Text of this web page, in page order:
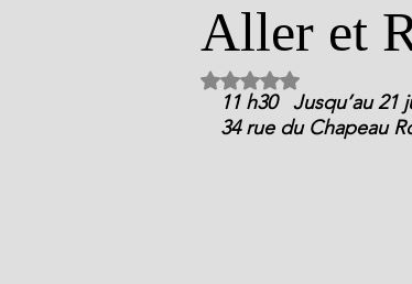
Aller et
Noté NaN étoiles sur 5.
11 h30   Jusqu’au 21
34 rue du Chapeau